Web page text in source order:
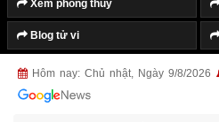
Xem phong thuỷ
Blog tử vi
Hôm nay: Chủ nhật, Ngày 9/8/2026